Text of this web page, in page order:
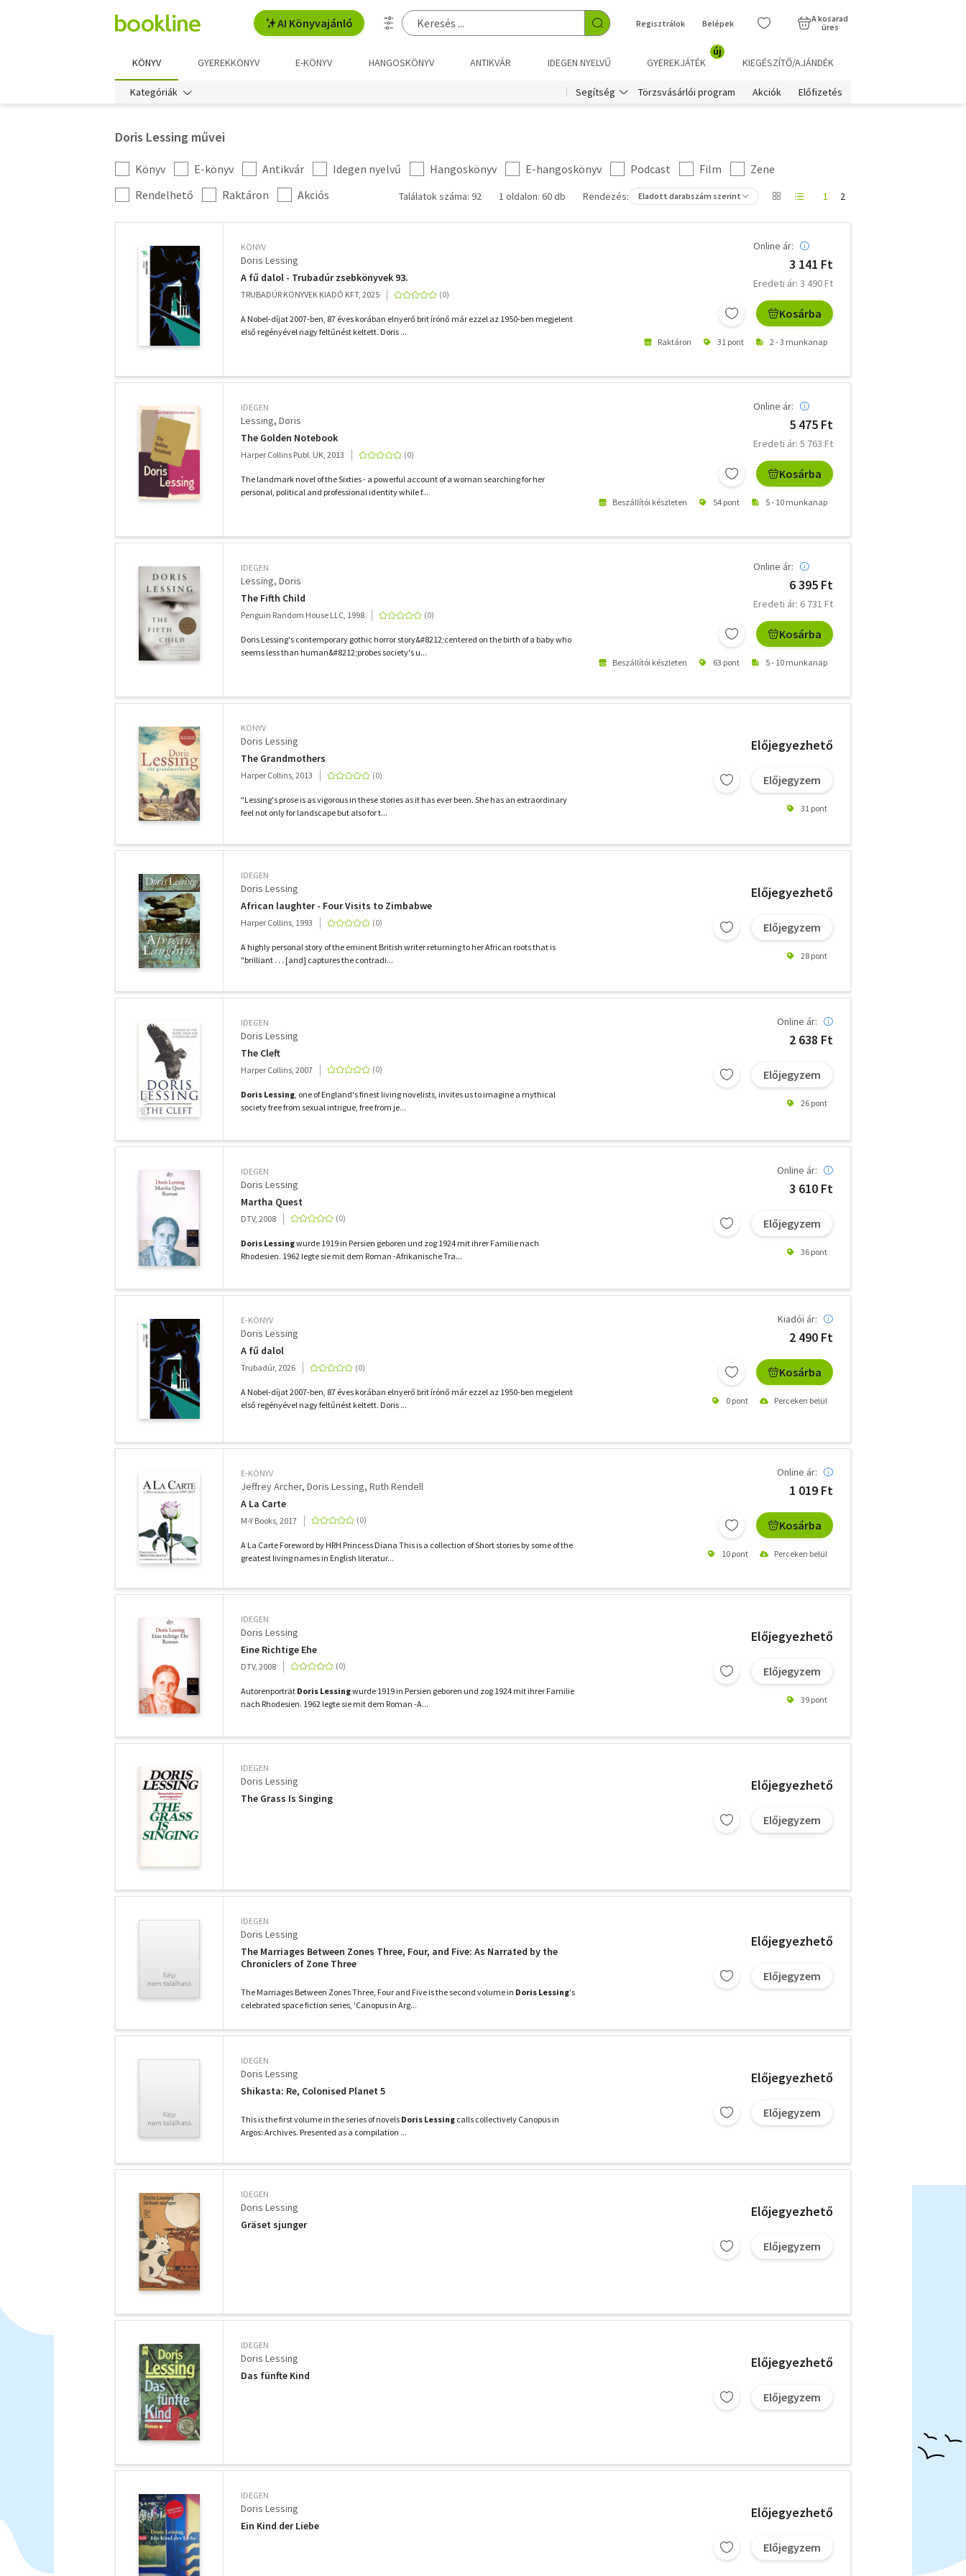
AI Könyvajánló Regisztrálok Belépek
A kosarad
üres
KÖNYV GYEREKKÖNYV E-KÖNYV HANGOSKÖNYV ANTIKVÁR IDEGEN NYELVŰ GYEREKJÁTÉK
új
KIEGÉSZÍTŐ/AJÁNDÉK
Kategóriák Segítség Törzsvásárlói program Akciók Előfizetés
Doris Lessing művei
Kategória
szűrés
Könyv E-könyv Antikvár Idegen nyelvű Hangoskönyv E-hangoskönyv Podcast Film
Zene
További
szűrők
Rendelhető Raktáron Akciós Találatok száma: 92 1 oldalon: 60 db Rendezés: Eladott darabszám szerint 1 2
KÖNYV
Doris Lessing
A fű dalol - Trubadúr zsebkönyvek 93.
TRUBADÚR KÖNYVEK KIADÓ KFT, 2025
A Nobel-díjat 2007-ben, 87 éves korában elnyerő brit írónő már ezzel az 1950-ben megjelent
első regényével nagy feltűnést keltett. Doris ...
Online ár:
3 141 Ft
Eredeti ár: 3 490 Ft
Kosárba
Raktáron 31 pont 2 - 3 munkanap
IDEGEN
Lessing, Doris
The Golden Notebook
Harper Collins Publ. UK, 2013
The landmark novel of the Sixties - a powerful account of a woman searching for her
personal, political and professional identity while f...
Online ár:
5 475 Ft
Eredeti ár: 5 763 Ft
Kosárba
Beszállítói készleten 54 pont 5 - 10 munkanap
IDEGEN
Lessing, Doris
The Fifth Child
Penguin Random House LLC, 1998
Doris Lessing's contemporary gothic horror story&#8212;centered on the birth of a baby who
seems less than human&#8212;probes society's u...
Online ár:
6 395 Ft
Eredeti ár: 6 731 Ft
Kosárba
Beszállítói készleten 63 pont 5 - 10 munkanap
KÖNYV
Doris Lessing
The Grandmothers
Harper Collins, 2013
"Lessing's prose is as vigorous in these stories as it has ever been. She has an extraordinary
feel not only for landscape but also for t...
Előjegyezhető
Előjegyzem
31 pont
IDEGEN
Doris Lessing
African laughter - Four Visits to Zimbabwe
Harper Collins, 1993
A highly personal story of the eminent British writer returning to her African roots that is
"brilliant . . . [and] captures the contradi...
Előjegyezhető
Előjegyzem
28 pont
IDEGEN
Doris Lessing
The Cleft
Harper Collins, 2007
Doris Lessing , one of England's finest living novelists, invites us to imagine a mythical
society free from sexual intrigue, free from je...
Online ár:
2 638 Ft
Előjegyzem
26 pont
IDEGEN
Doris Lessing
Martha Quest
DTV, 2008
Doris Lessingwurde 1919 in Persien geboren und zog 1924 mit ihrer Familie nach
Rhodesien. 1962 legte sie mit dem Roman -Afrikanische Tra...
Online ár:
3 610 Ft
Előjegyzem
36 pont
E-KÖNYV
Doris Lessing
A fű dalol
Trubadúr, 2026
A Nobel-díjat 2007-ben, 87 éves korában elnyerő brit írónő már ezzel az 1950-ben megjelent
első regényével nagy feltűnést keltett. Doris ...
Kiadói ár:
2 490 Ft
Kosárba
0 pont Perceken belül
E-KÖNYV
Jeffrey Archer Doris Lessing Ruth Rendell
A La Carte
M-Y Books, 2017
A La Carte Foreword by HRH Princess Diana This is a collection of Short stories by some of the
greatest living names in English literatur...
Online ár:
1 019 Ft
Kosárba
10 pont Perceken belül
IDEGEN
Doris Lessing
Eine Richtige Ehe
DTV, 2008
Autorenporträt Doris Lessingwurde 1919 in Persien geboren und zog 1924 mit ihrer Familie
nach Rhodesien. 1962 legte sie mit dem Roman -A...
Előjegyezhető
Előjegyzem
39 pont
IDEGEN
Doris Lessing
The Grass Is Singing
Előjegyezhető
Előjegyzem
IDEGEN
Doris Lessing
The Marriages Between Zones Three, Four, and Five: As Narrated by the
Chroniclers of Zone Three
The Marriages Between Zones Three, Four and Five is the second volume in Doris Lessing's
celebrated space fiction series, 'Canopus in Arg...
Előjegyezhető
Előjegyzem
IDEGEN
Doris Lessing
Shikasta: Re, Colonised Planet 5
This is the first volume in the series of novels Doris Lessing calls collectively Canopus in
Argos: Archives. Presented as a compilation ...
Előjegyezhető
Előjegyzem
IDEGEN
Doris Lessing
Gräset sjunger
Előjegyezhető
Előjegyzem
IDEGEN
Doris Lessing
Das fünfte Kind
Előjegyezhető
Előjegyzem
IDEGEN
Doris Lessing
Ein Kind der Liebe
Előjegyezhető
Előjegyzem